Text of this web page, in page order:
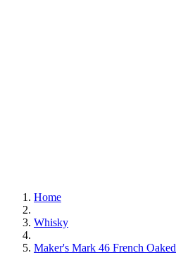
Home
Whisky
Maker's Mark 46 French Oaked